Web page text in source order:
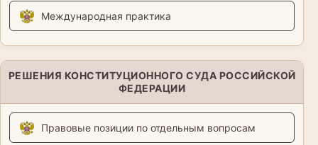
Международная практика
РЕШЕНИЯ КОНСТИТУЦИОННОГО СУДА РОССИЙСКОЙ
ФЕДЕРАЦИИ
Правовые позиции по отдельным вопросам